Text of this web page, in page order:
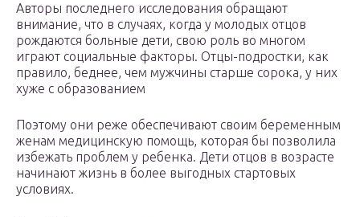
Авторы последнего исследования обращают
внимание, что в случаях, когда у молодых отцов
рождаются больные дети, свою роль во многом
играют социальные факторы. Отцы-подростки, как
правило, беднее, чем мужчины старше сорока, у них
хуже с образованием
Поэтому они реже обеспечивают своим беременным
женам медицинскую помощь, которая бы позволила
избежать проблем у ребенка. Дети отцов в возрасте
начинают жизнь в более выгодных стартовых
условиях.